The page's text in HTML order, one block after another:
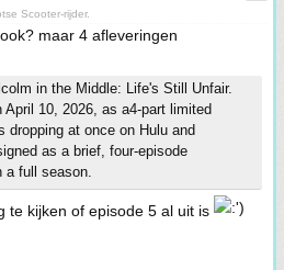
Scooter-rijder.
maar 4 afleveringen
in the Middle: Life's Still Unfair.
10, 2026, as a4-part limited
dropping at once on Hulu and
as a brief, four-episode
a full season.
te kijken of episode 5 al uit is